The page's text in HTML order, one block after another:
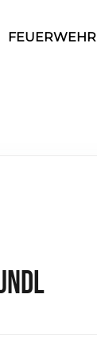
FEUERWEHR